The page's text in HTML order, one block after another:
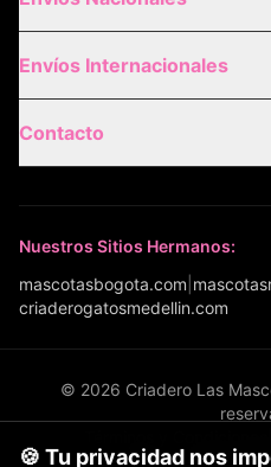
Envíos Internacionales
Contacto
Nuestros Sitios Hermanos:
mascotasbogota.com
criaderogatosmedellin.com
© 2026 Criadero Las
Política de Envíos|
🍪 Tu privacidad nos